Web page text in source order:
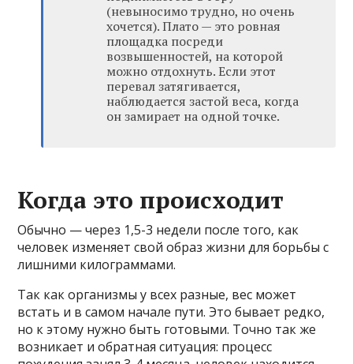
(невыносимо трудно, но очень
хочется). Плато — это ровная
площадка посреди
возвышенностей, на которой
можно отдохнуть. Если этот
перевал затягивается,
наблюдается застой веса, когда
он замирает на одной точке.
Когда это происходит
Обычно — через 1,5-3 недели после того, как
человек изменяет свой образ жизни для борьбы с
лишними килограммами.
Так как организмы у всех разные, вес может
встать и в самом начале пути. Это бывает редко,
но к этому нужно быть готовыми. Точно так же
возникает и обратная ситуация: процесс